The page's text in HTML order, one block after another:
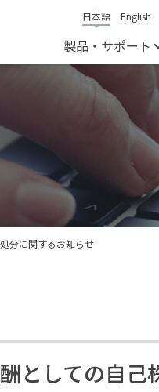
日本語 English
製品・サポート
分に関するお知らせ
としての自己